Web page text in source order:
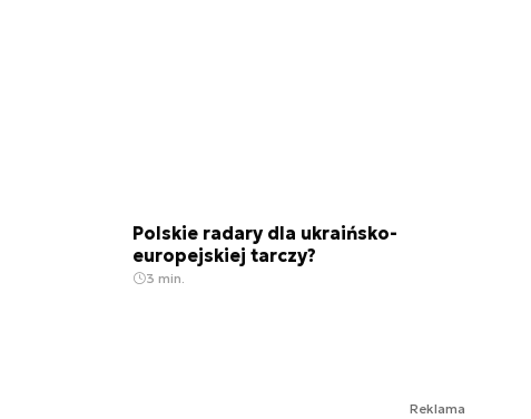
Polskie radary dla ukraińsko-
europejskiej tarczy?
3 min.
Reklama